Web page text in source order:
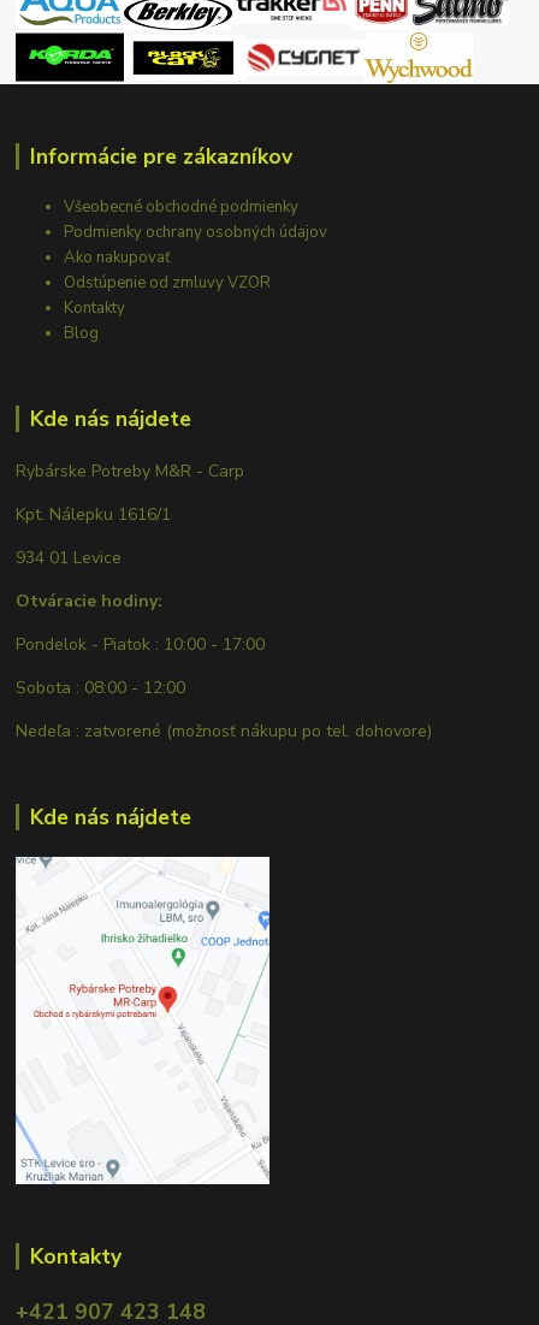
Informácie pre zákazníkov
Všeobecné obchodné podmienky
Podmienky ochrany osobných údajov
Ako nakupovať
Odstúpenie od zmluvy VZOR
Kontakty
Blog
Kde nás nájdete
Rybárske Potreby M&R - Carp
Kpt. Nálepku 1616/1
934 01 Levice
Otváracie hodiny:
Pondelok - Piatok : 10:00 - 17:00
Sobota : 08:00 - 12:00
Nedeľa : zatvorené (možnosť nákupu po tel. dohovore)
Kde nás nájdete
Kontakty
+421 907 423 148